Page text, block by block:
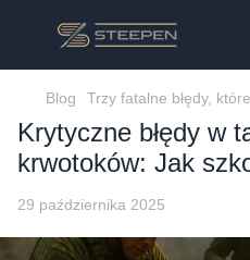
Blog Trzy fatalne błędy,
Krytyczne błędy w
krwotoków: Jak
29 października 2025